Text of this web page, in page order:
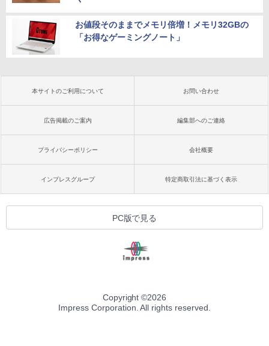
お値段そのままでメモリ倍増！メモリ32GBの
「お得なゲーミングノート」
本サイトのご利用について お問い合わせ
広告掲載のご案内 編集部へのご連絡
プライバシーポリシー 会社概要
インプレスグループ 特定商取引法に基づく表示
PC版で見る
Copyright ©2026
Impress Corporation. All rights reserved.